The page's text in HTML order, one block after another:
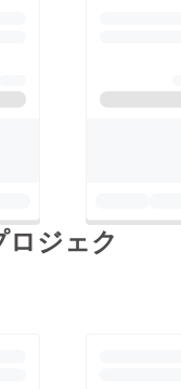
ジェク